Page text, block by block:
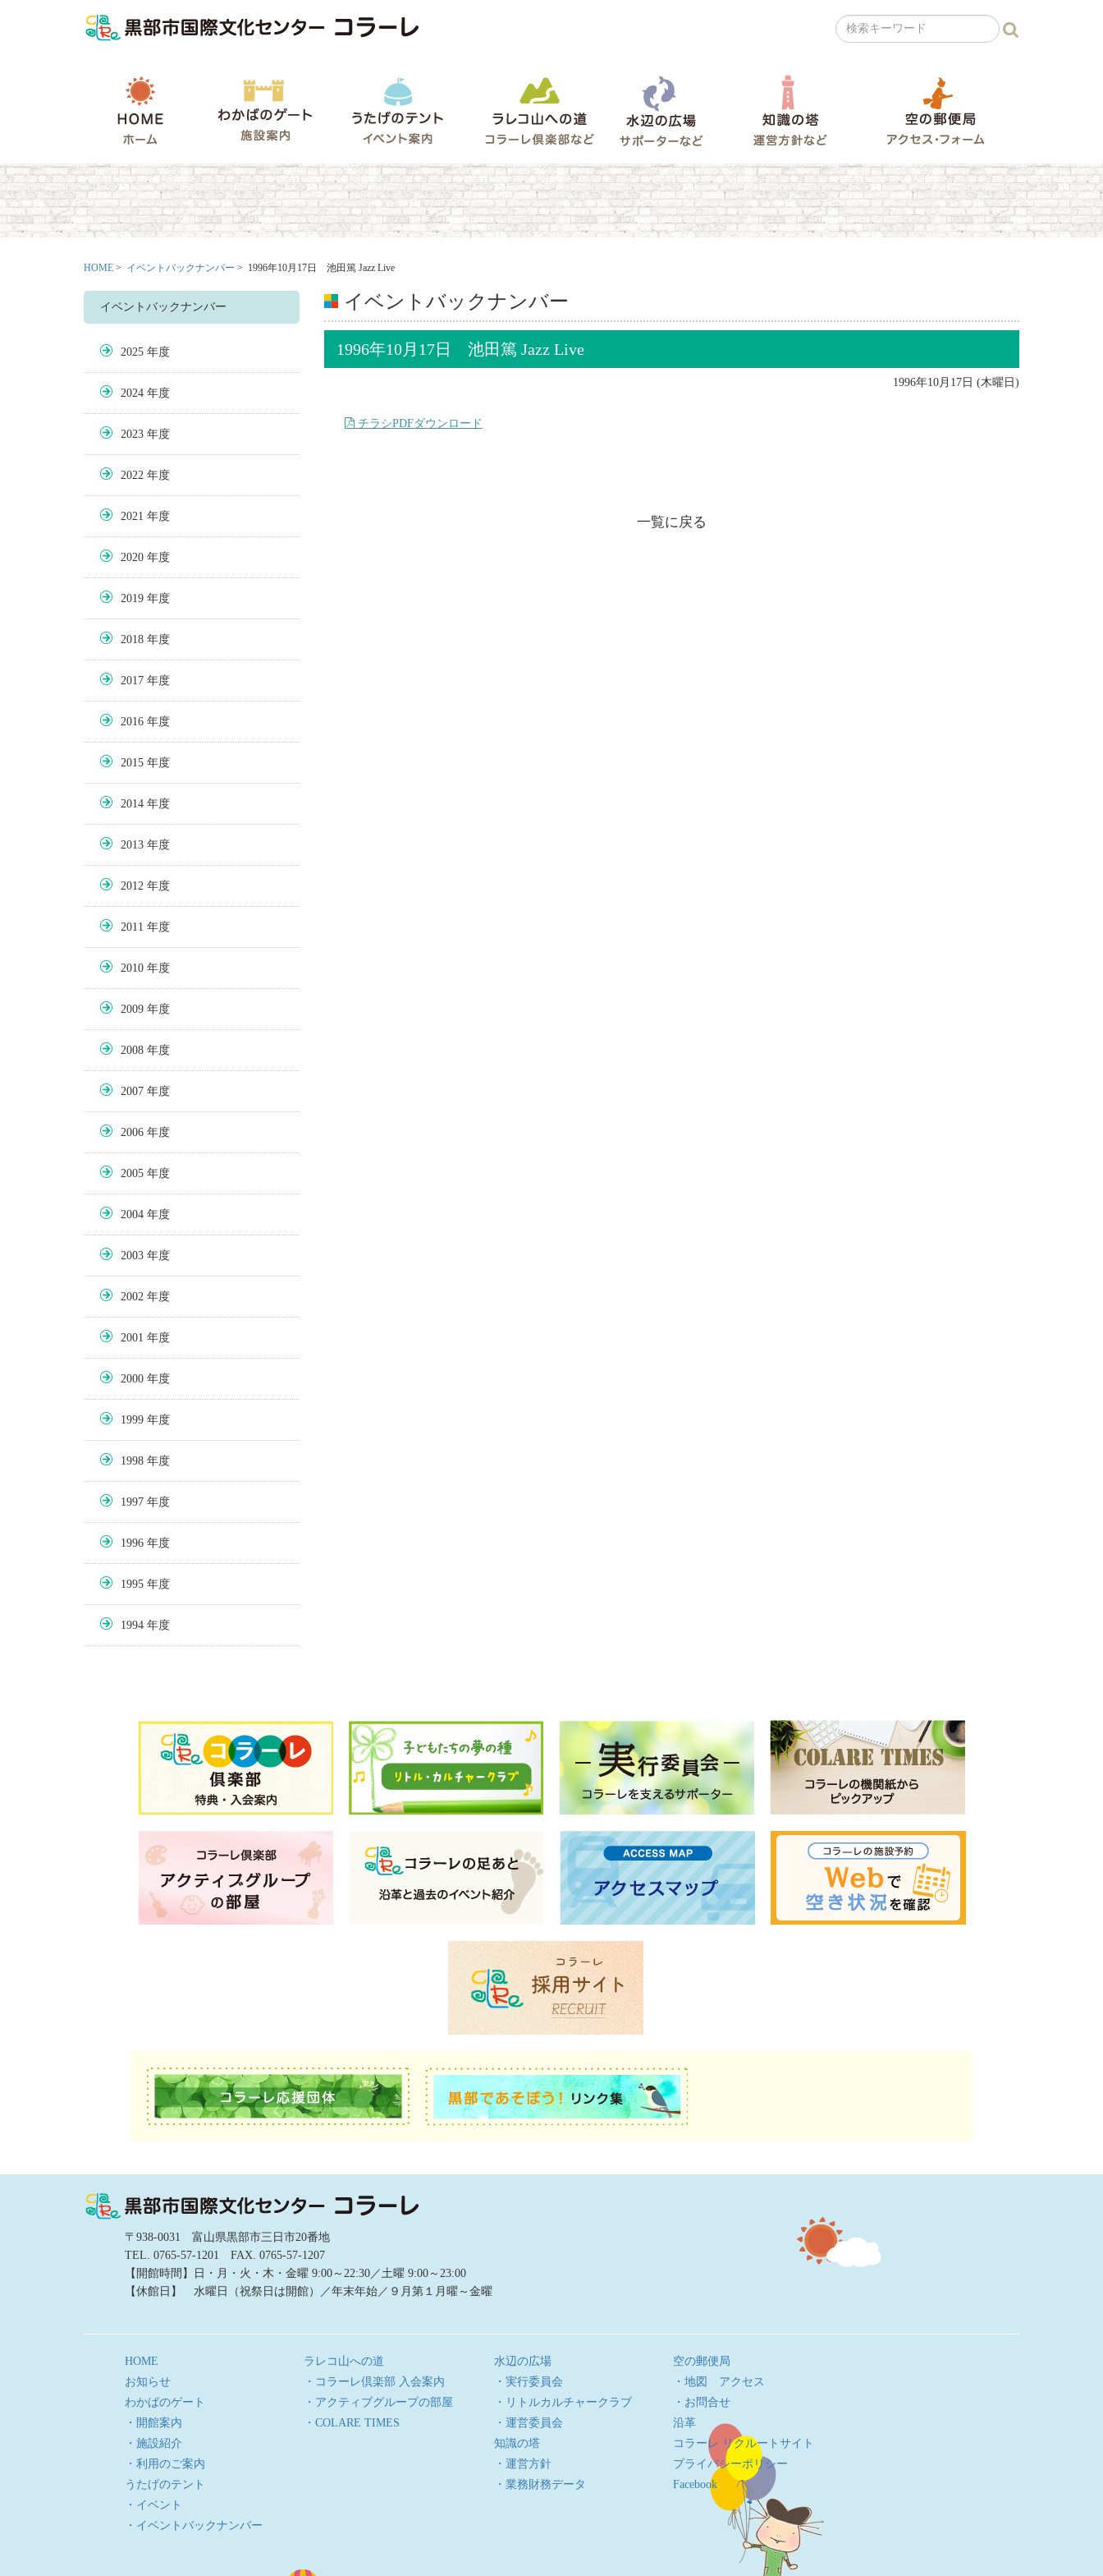
わかばのゲート ラレコ山への道
HOME > イベントバックナンバー > 1996年10月17日 池田篤 Jazz Live
イベントバックナンバー
2025
2024
2023
2022
2021
2020
2019
2018
2017
2016
2015
2014
2013
2012
2011
2010
2009
2008
2007
2006
2005
2004
2003
2002
2001
2000
1999
1998
1997
1996
1995
1994
イベントバックナンバー
1996年10月17日 池田篤 Jazz Live
1996年10月17日 (木曜日)
チラシPDFダウンロード
一覧に戻る
〒938-0031 富山県黒部市三日市20番地
TEL. 0765-57-1201 FAX. 0765-57-1207
【開館時間】日・月・火・木・金曜 9:00～22:30／土曜 9:00～23:00
【休館日】 水曜日（祝祭日は開館）／年末年始／９月第１月曜～金曜
HOME
お知らせ
わかばのゲート
・開館案内
・施設紹介
・利用のご案内
うたげのテント
・イベント
・イベントバックナンバー
ラレコ山への道
・コラーレ倶楽部 入会案内
・アクティブグループの部屋
・COLARE TIMES
水辺の広場
・実行委員会
・リトルカルチャークラブ
・運営委員会
知識の塔
・運営方針
・業務財務データ
空の郵便局
・地図 アクセス
・お問合せ
沿革
コラーレ リクルートサイト
プライバシーポリシー
Facebook